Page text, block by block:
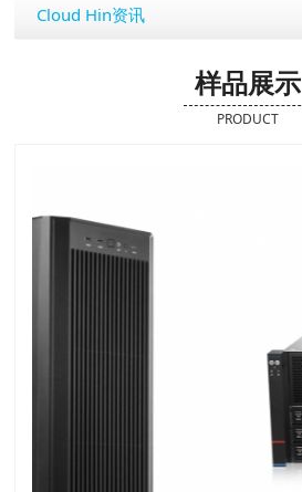
Cloud Hin资讯
样品展示
PRODUCT